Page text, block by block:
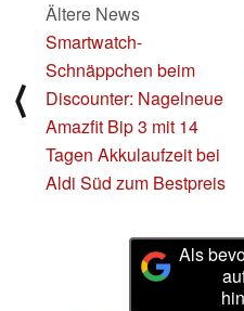
⟨
Ältere News
Smartwatch-
Schnäppchen beim
Discounter: Nagelneue
Amazfit Bip 3 mit 14
Tagen Akkulaufzeit bei
Aldi Süd zum Bestpreis
Als